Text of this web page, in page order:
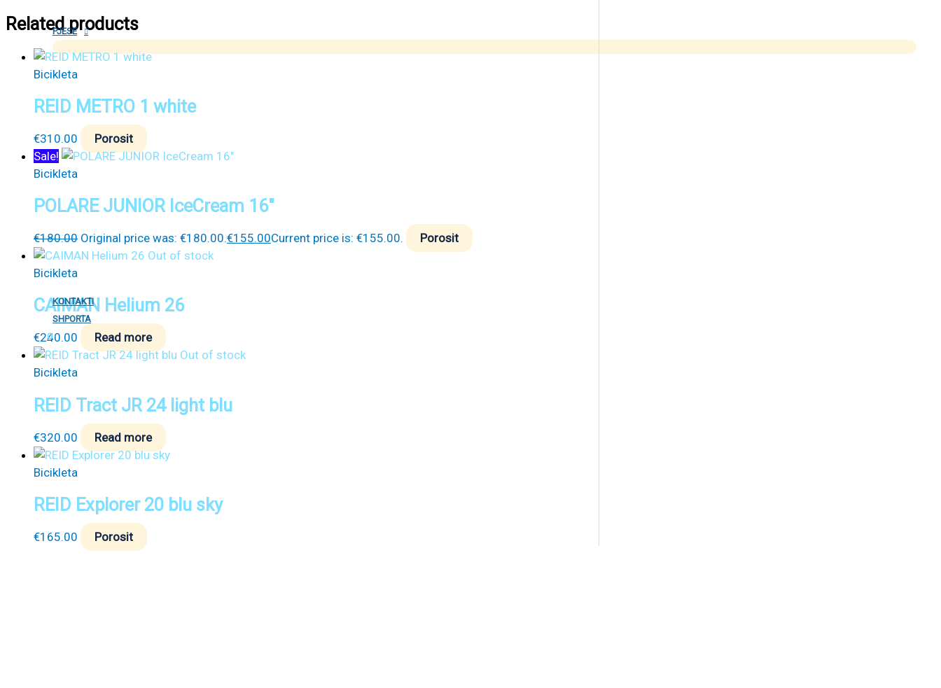
PJESE
KONTAKTI
SHPORTA
0
Related products
Bicikleta
REID METRO 1 white
€310.00
Porosit
Sale!
Bicikleta
POLARE JUNIOR IceCream 16″
€180.00 Original price was: €180.00.€155.00Current price is: €155.00.
Porosit
Out of stock
Bicikleta
CAIMAN Helium 26
€240.00
Read more
Out of stock
Bicikleta
REID Tract JR 24 light blu
€320.00 Read more
Bicikleta
REID Explorer 20 blu sky
€165.00 Porosit